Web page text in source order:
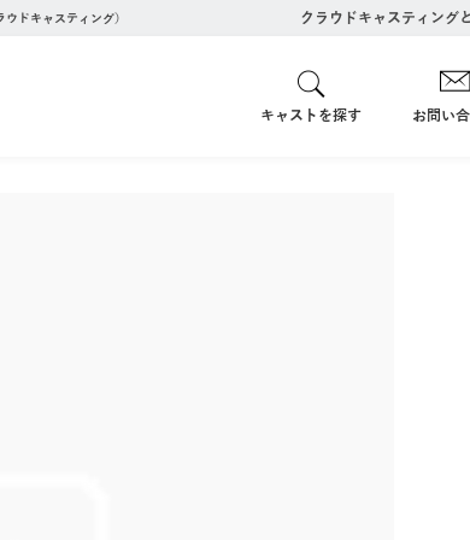
ドキャスティング） クラウドキャスティング
キャストを探す お問い